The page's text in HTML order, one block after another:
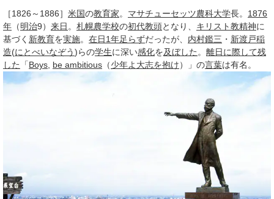
［1826～1886］ 米国の教育家。 マサチューセッツ農科大学長。 1876
年 （明治9） 来日 。 札幌農学校の初代教頭となり、 キリスト教精神に
基づく 新教育を実施。 在日1年足らずだったが、 内村鑑三 ・ 新渡戸稲
造(にとべいなぞう)らの学生に深い感化を及ぼした 。 離日に際して残
した
「Boys be ambitious （少年よ大志を抱け）」の言葉は有名。